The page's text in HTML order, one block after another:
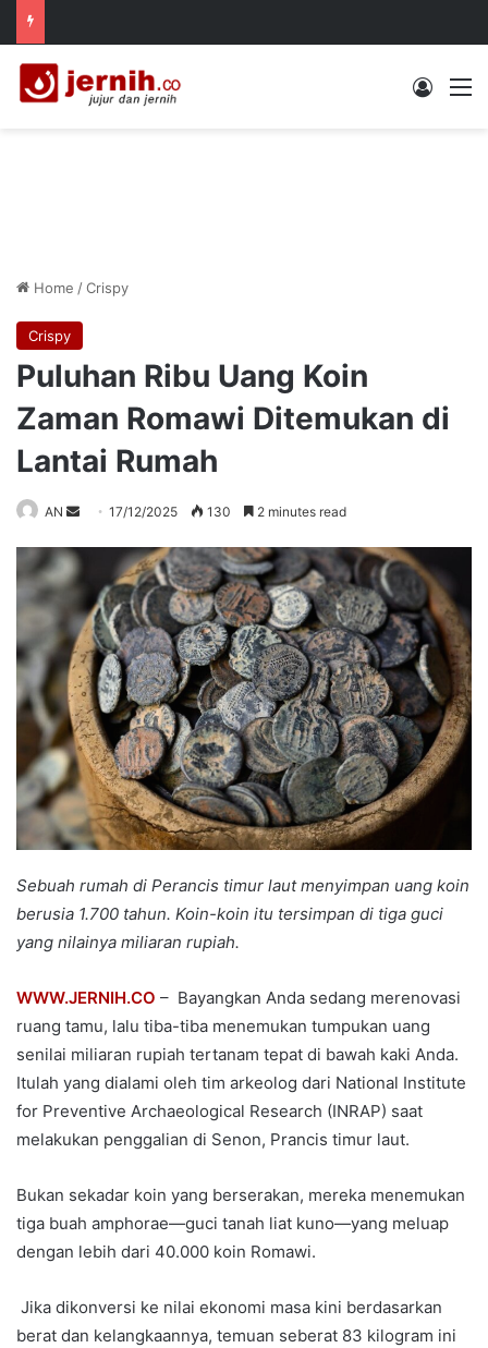
Log In
Home /Crispy
Crispy
Puluhan Ribu Uang Koin
Zaman Romawi Ditemukan di
Lantai Rumah
AN
Send17/12/2025 130 2 minutes read
Sebuah rumah di Perancis timur laut menyimpan uang koin
berusia 1.700 tahun. Koin-koin itu tersimpan di tiga guci
yang nilainya miliaran rupiah.
WWW.JERNIH.CO – Bayangkan Anda sedang merenovasi
ruang tamu, lalu tiba-tiba menemukan tumpukan uang
senilai miliaran rupiah tertanam tepat di bawah kaki Anda.
Itulah yang dialami oleh tim arkeolog dari National Institute
for Preventive Archaeological Research (INRAP) saat
melakukan penggalian di Senon, Prancis timur laut.
Bukan sekadar koin yang berserakan, mereka menemukan
tiga buah amphorae—guci tanah liat kuno—yang meluap
dengan lebih dari 40.000 koin Romawi.
Jika dikonversi ke nilai ekonomi masa kini berdasarkan
berat dan kelangkaannya, temuan seberat 83 kilogram ini